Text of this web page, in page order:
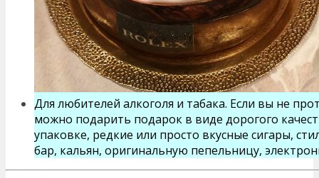
Для любителей алкоголя и табака. Если вы не
можно подарить подарок в виде дорогого
упаковке, редкие или просто вкусные сигары,
бар, кальян, оригинальную пепельницу,